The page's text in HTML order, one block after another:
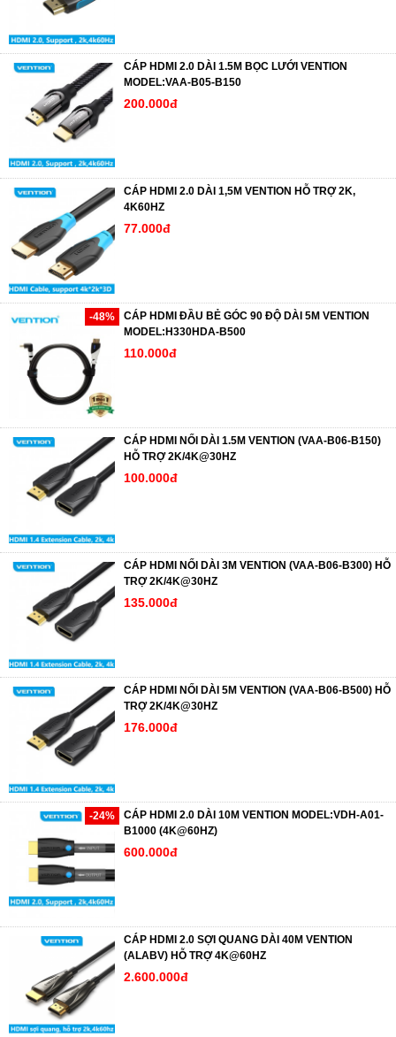
CÁP HDMI 2.0 DÀI 1.5M BỌC LƯỚI VENTION
MODEL:VAA-B05-B150
200.000đ
CÁP HDMI 2.0 DÀI 1,5M VENTION HỖ TRỢ 2K,
4K60HZ
77.000đ
-48%
CÁP HDMI ĐẦU BẺ GÓC 90 ĐỘ DÀI 5M VENTION
MODEL:H330HDA-B500
110.000đ
CÁP HDMI NỐI DÀI 1.5M VENTION (VAA-B06-B150)
HỖ TRỢ 2K/4K@30HZ
100.000đ
CÁP HDMI NỐI DÀI 3M VENTION (VAA-B06-B300) HỖ
TRỢ 2K/4K@30HZ
135.000đ
CÁP HDMI NỐI DÀI 5M VENTION (VAA-B06-B500) HỖ
TRỢ 2K/4K@30HZ
176.000đ
-24%
CÁP HDMI 2.0 DÀI 10M VENTION MODEL:VDH-A01-
B1000 (4K@60HZ)
600.000đ
CÁP HDMI 2.0 SỢI QUANG DÀI 40M VENTION
(ALABV) HỖ TRỢ 4K@60HZ
2.600.000đ